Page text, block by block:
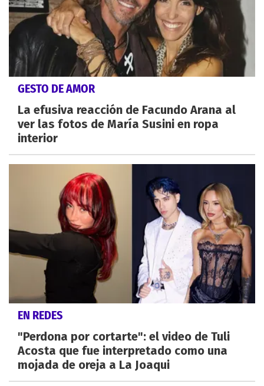
GESTO DE AMOR
La efusiva reacción de Facundo Arana al
ver las fotos de María Susini en ropa
interior
EN REDES
"Perdona por cortarte": el video de Tuli
Acosta que fue interpretado como una
mojada de oreja a La Joaqui